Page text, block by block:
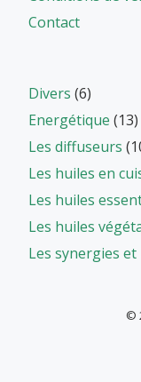
Contact
Divers (6)
Energétique (13)
Les diffuseurs
Les huiles en
Les huiles
Les huiles
Les synergies
©